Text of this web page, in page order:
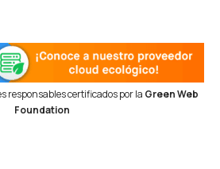
responsables certificados por la Green Web
Foundation